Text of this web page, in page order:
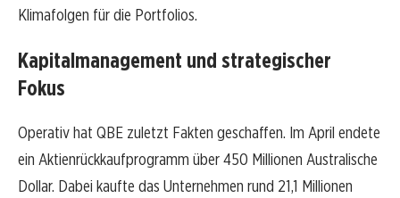
Klimafolgen für die Portfolios.
Kapitalmanagement und strategischer
Fokus
Operativ hat QBE zuletzt Fakten geschaffen. Im April endete
ein Aktienrückkaufprogramm über 450 Millionen Australische
Dollar. Dabei kaufte das Unternehmen rund 21,1 Millionen